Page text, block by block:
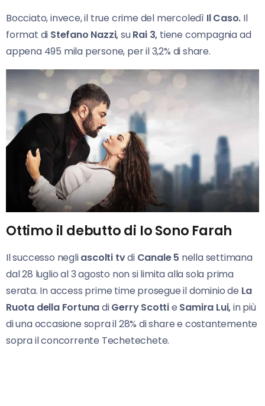
Bocciato, invece, il true crime del mercoledì Il Caso. Il
format di Stefano Nazzi,suRai 3, tiene compagnia ad
appena 495 mila persone, per il 3,2% di share.
Ottimo il debutto di Io Sono Farah
Il successo negliascolti tvdi Canale5 nella settimana
dal 28 luglio al 3 agosto non si limita alla sola prima
serata. In access prime time prosegue il dominio de La
Ruota della FortunadiGerry Scottie Samira Lui,in più
di una occasione sopra il 28% di share e costantemente
sopra il concorrente Techetechete.